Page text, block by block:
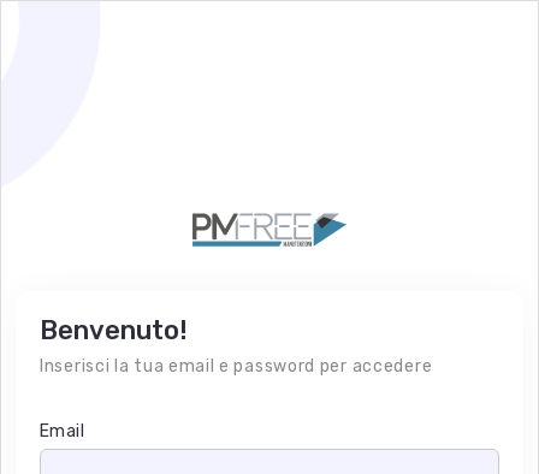
Benvenuto!
Inserisci la tua email e password per accedere
Email